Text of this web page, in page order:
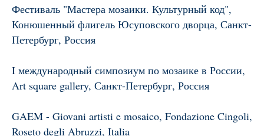
Фестиваль "Мастера мозаики. Культурный код",
Конюшенный флигель Юсуповского дворца, Санкт-
Петербург, Россия
I международный симпозиум по мозаике в России,
Art square gallery, Санкт-Петербург, Россия
GAEM - Giovani artisti e mosaico, Fondazione Cingoli,
Roseto degli Abruzzi, Italia